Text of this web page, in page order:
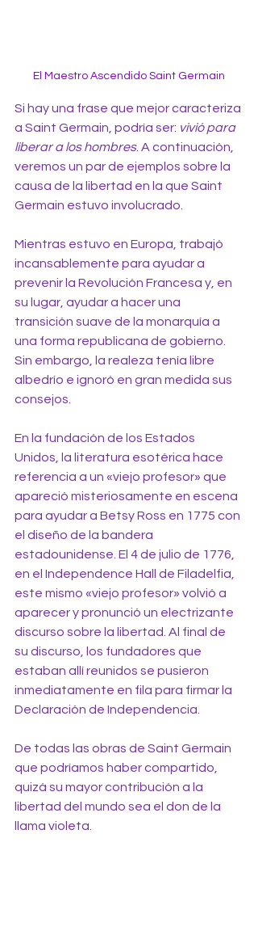
El Maestro Ascendido Saint Germain
Si hay una frase que mejor caracteriza
a Saint Germain, podría ser: vivió para
liberar a los hombres. A continuación,
veremos un par de ejemplos sobre la
causa de la libertad en la que Saint
Germain estuvo involucrado.
Mientras estuvo en Europa, trabajó
incansablemente para ayudar a
prevenir la Revolución Francesa y, en
su lugar, ayudar a hacer una
transición suave de la monarquía a
una forma republicana de gobierno.
Sin embargo, la realeza tenía libre
albedrío e ignoró en gran medida sus
consejos.
En la fundación de los Estados
Unidos, la literatura esotérica hace
referencia a un «viejo profesor» que
apareció misteriosamente en escena
para ayudar a Betsy Ross en 1775 con
el diseño de la bandera
estadounidense. El 4 de julio de 1776,
en el Independence Hall de Filadelfia,
este mismo «viejo profesor» volvió a
aparecer y pronunció un electrizante
discurso sobre la libertad. Al final de
su discurso, los fundadores que
estaban allí reunidos se pusieron
inmediatamente en fila para firmar la
Declaración de Independencia.
De todas las obras de Saint Germain
que podríamos haber compartido,
quizá su mayor contribución a la
libertad del mundo sea el don de la
llama violeta.